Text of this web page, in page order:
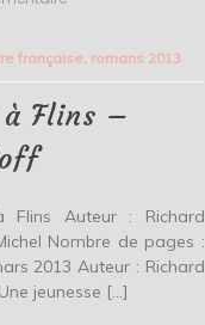
à
Richard
française romans 2013
Flins –
Flins Auteur : Richard
Nombre de pages :
2013 Auteur : Richard
jeunesse […]